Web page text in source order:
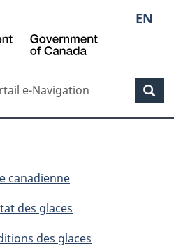
la
langue
EN
of
canadienne
des glaces
des glaces